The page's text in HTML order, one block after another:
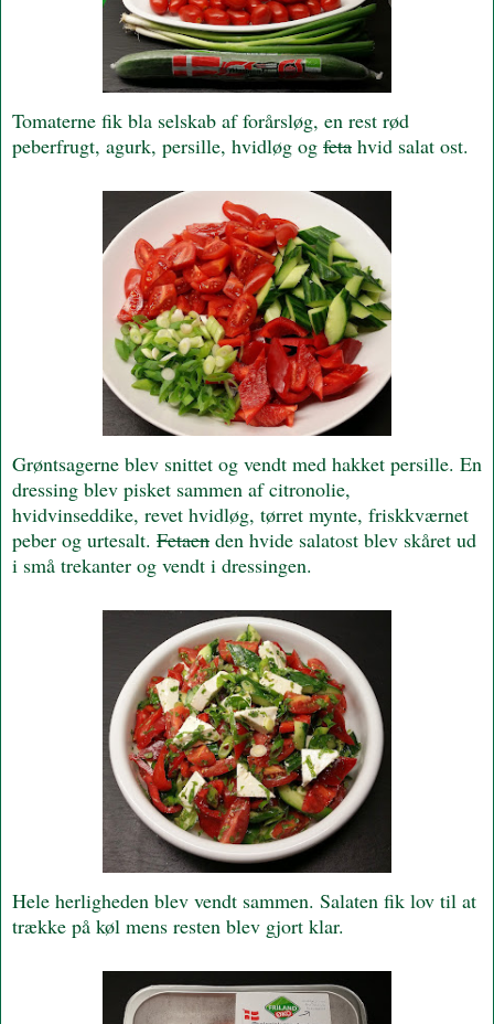
Tomaterne fik bla selskab af forårsløg, en rest rød
peberfrugt, agurk, persille, hvidløg og feta hvid salat ost.
Grøntsagerne blev snittet og vendt med hakket persille. En
dressing blev pisket sammen af citronolie,
hvidvinseddike, revet hvidløg, tørret mynte, friskkværnet
peber og urtesalt. Fetaen den hvide salatost blev skåret ud
i små trekanter og vendt i dressingen.
Hele herligheden blev vendt sammen. Salaten fik lov til at
trække på køl mens resten blev gjort klar.